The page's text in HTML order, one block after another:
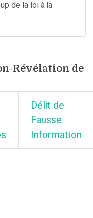
de la loi à la
Révélation de
Délit de
Fausse
Information